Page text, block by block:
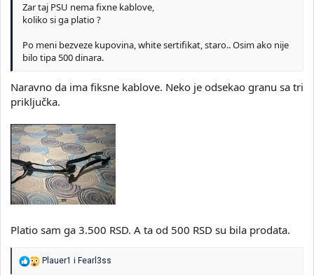
Zar taj PSU nema fixne kablove,
koliko si ga platio ?
Po meni bezveze kupovina, white sertifikat, staro.. Osim ako nije
bilo tipa 500 dinara.
Naravno da ima fiksne kablove. Neko je odsekao granu sa tri
priključka.
Platio sam ga 3.500 RSD. A ta od 500 RSD su bila prodata.
R
Plauer1 i Fearl3ss